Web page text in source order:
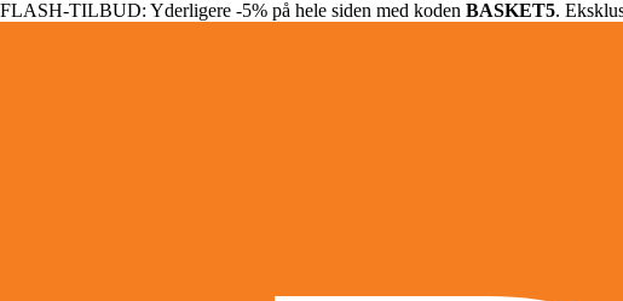
FLASH-TILBUD: Yderligere -5% på hele siden med koden BASKET5.